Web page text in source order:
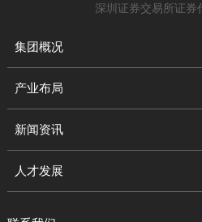
深圳证券交易所证券
集团概况
产业布局
新闻资讯
人才发展